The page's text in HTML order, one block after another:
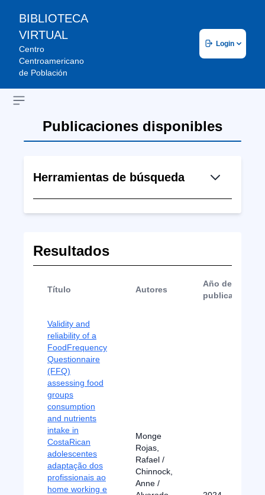
BIBLIOTECA
VIRTUAL
Centro
Centroamericano
de Población
Login
Open sidebar
Publicaciones disponibles
Herramientas de búsqueda
Resultados
Título Autores
Año de
publicación
Validity and
reliability of a
FoodFrequency
Questionnaire
(FFQ)
assessing food
groups
consumption
and nutrients
intake in
CostaRican
adolescentes
adaptação dos
profissionais ao
home working e
Monge
Rojas,
Rafael /
Chinnock,
Anne /